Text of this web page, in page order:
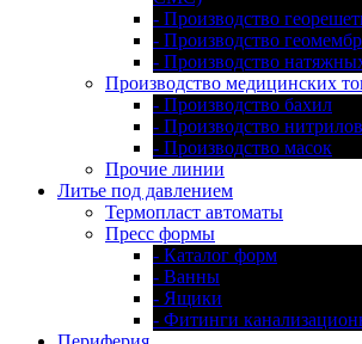
- Производство
- Производство
- Производство
Производство медицинских
- Производство бахил
- Производство
- Производство масок
Прочие линии
Литье под давлением
Термопласт автоматы
Пресс формы
- Каталог форм
- Ванны
- Ящики
- Фитинги